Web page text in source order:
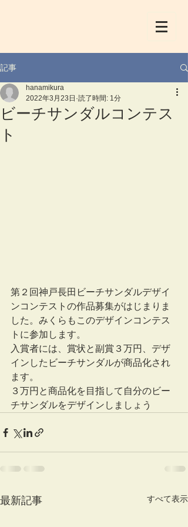
記事
ビーチサンダルコンテス
ト
hanamikura
2022年3月23日 読了時間: 1分
第２回神戸長田ビーチサンダルデザイ
ンコンテストの作品募集がはじまりま
した。みくらもこのデザインコンテス
トに参加します。
入賞者には、賞状と副賞３万円、デザ
インしたビーチサンダルが商品化され
ます。
３万円と商品化を目指して自分のビー
チサンダルをデザインしましょう
最新記事 すべて表示